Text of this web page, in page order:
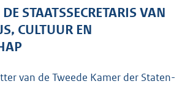
e
:
b
STAATSSECRETARIS VAN
CULTUUR EN
van de Tweede Kamer der Staten-